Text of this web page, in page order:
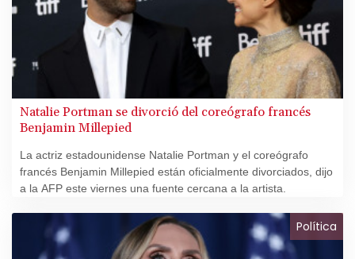
Natalie Portman se divorció del coreógrafo francés
Benjamin Millepied
La actriz estadounidense Natalie Portman y el coreógrafo
francés Benjamin Millepied están oficialmente divorciados, dijo
a la AFP este viernes una fuente cercana a la artista.
Política